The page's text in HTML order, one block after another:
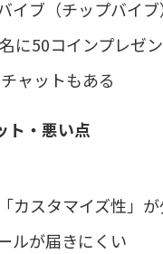
イブ（チップバイ
に50コインプレゼ
ャットもある
・悪い点
カスタマイズ性」
ルが届きにくい